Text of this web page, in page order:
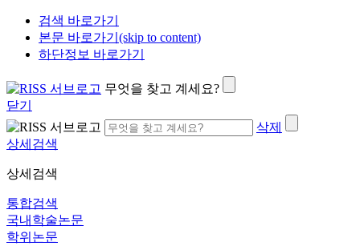
검색 바로가기
본문 바로가기(skip to content)
하단정보 바로가기
무엇을 찾고 계세요?
닫기
삭제
상세검색
상세검색
통합검색
국내학술논문
학위논문